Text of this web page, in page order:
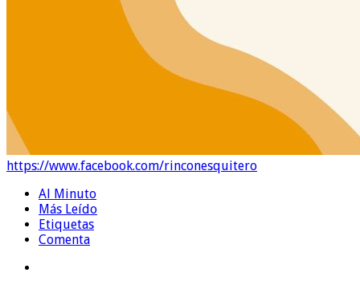
https://www.facebook.com/rinconesquitero
Al Minuto
Más Leído
Etiquetas
Comenta